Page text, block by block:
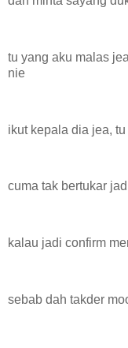
tu yang aku malas
nie
ikut kepala dia jea,
cuma tak bertukar
kalau jadi confirm
sebab dah takder